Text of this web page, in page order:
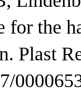
for the
Plast